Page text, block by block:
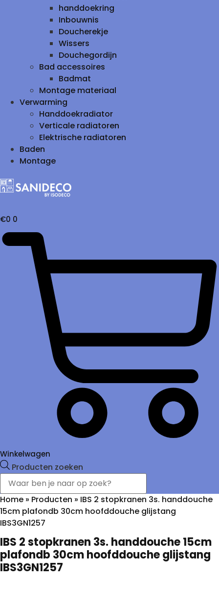
handdoekring
Inbouwnis
Doucherekje
Wissers
Douchegordijn
Bad accessoires
Badmat
Montage materiaal
Verwarming
Handdoekradiator
Verticale radiatoren
Elektrische radiatoren
Baden
Montage
€0 0
Winkelwagen
Producten zoeken
Home » Producten » IBS 2 stopkranen 3s. handdouche
15cm plafondb 30cm hoofddouche glijstang
IBS3GN1257
IBS 2 stopkranen 3s. handdouche 15cm
plafondb 30cm hoofddouche glijstang
IBS3GN1257